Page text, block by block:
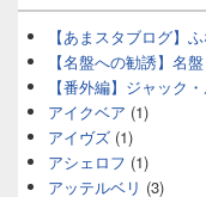
【あまスタブログ】
【名盤への勧誘】名
【番外編】ジャック
アイクベア (1)
アイヴズ (1)
アシェロフ (1)
アッテルベリ (3)